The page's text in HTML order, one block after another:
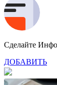
Сделайте
ДОБАВИТЬ